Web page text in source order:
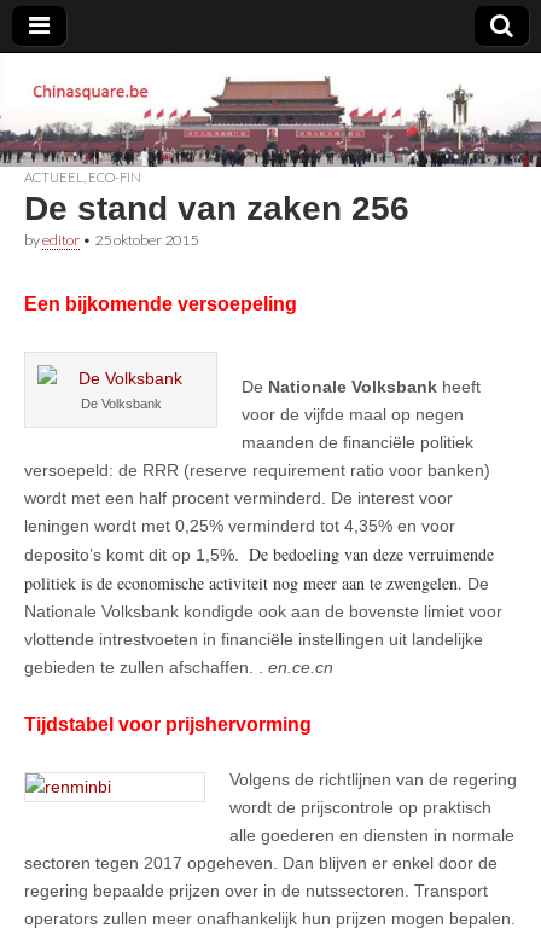
Chinasquare.be
ACTUEEL ECO-FIN
De stand van zaken 256
byeditor • 25 oktober 2015
Een bijkomende versoepeling
De Volksbank
De Nationale Volksbank heeft
voor de vijfde maal op negen
maanden de financiële politiek
versoepeld: de RRR (reserve requirement ratio voor banken)
wordt met een half procent verminderd. De interest voor
leningen wordt met 0,25% verminderd tot 4,35% en voor
deposito’s komt dit op 1,5%. De bedoeling van deze verruimende
politiek is de economische activiteit nog meer aan te zwengelen. De
Nationale Volksbank kondigde ook aan de bovenste limiet voor
vlottende intrestvoeten in financiële instellingen uit landelijke
gebieden te zullen afschaffen. . en.ce.cn
Tijdstabel voor prijshervorming
Volgens de richtlijnen van de regering
wordt de prijscontrole op praktisch
alle goederen en diensten in normale
sectoren tegen 2017 opgeheven. Dan blijven er enkel door de
regering bepaalde prijzen over in de nutssectoren. Transport
operators zullen meer onafhankelijk hun prijzen mogen bepalen.